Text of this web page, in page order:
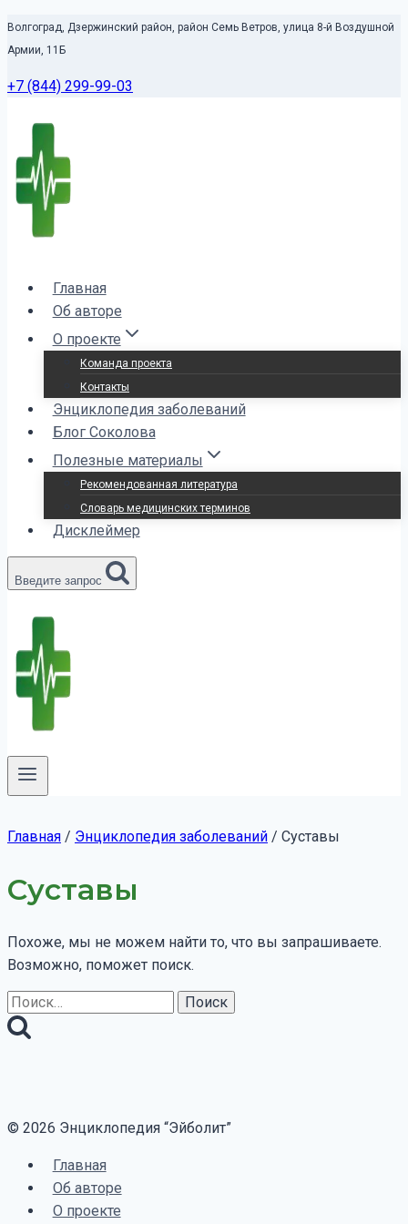
Перейти
к
Волгоград, Дзержинский район, район Семь Ветров, улица 8-й Воздушной
Армии, 11Б
+7 (844) 299-99-03
Главная
Об авторе
О проекте
Команда проекта
Контакты
Энциклопедия заболеваний
Блог Соколова
Полезные материалы
Рекомендованная литература
Словарь медицинских терминов
Дисклеймер
Введите запрос
Главная / Энциклопедия заболеваний / Суставы
Суставы
Похоже, мы не можем найти то, что вы запрашиваете.
Возможно, поможет поиск.
Найти:
© 2026 Энциклопедия “Эйболит”
Главная
Об авторе
О проекте